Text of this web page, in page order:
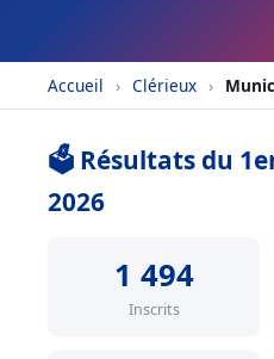
Accueil › Clérieux ›
🗳️ Résultats du
2026
1 494
Inscrits